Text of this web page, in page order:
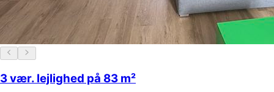
3 vær. lejlighed på 83 m²